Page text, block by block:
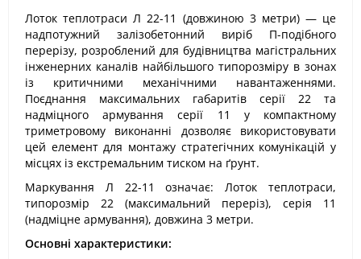
Лоток теплотраси Л 22-11 (довжиною 3 метри) — це
надпотужний залізобетонний виріб П-подібного
перерізу, розроблений для будівництва магістральних
інженерних каналів найбільшого типорозміру в зонах
із критичними механічними навантаженнями.
Поєднання максимальних габаритів серії 22 та
надміцного армування серії 11 у компактному
триметровому виконанні дозволяє використовувати
цей елемент для монтажу стратегічних комунікацій у
місцях із екстремальним тиском на ґрунт.
Маркування Л 22-11 означає: Лоток теплотраси,
типорозмір 22 (максимальний переріз), серія 11
(надміцне армування), довжина 3 метри.
Основні характеристики: